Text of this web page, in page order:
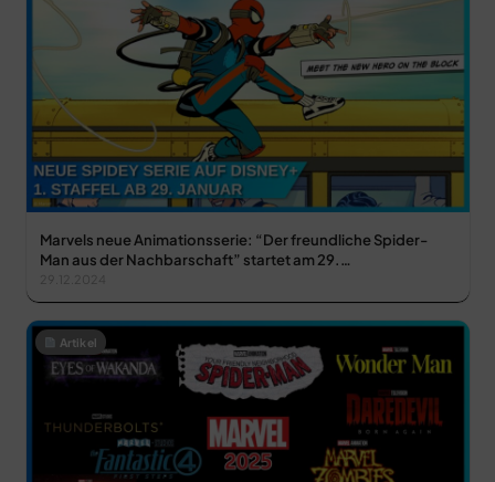
Marvels neue Animationsserie: “Der freundliche Spider-
Man aus der Nachbarschaft” startet am 29.…
29.12.2024
Artikel